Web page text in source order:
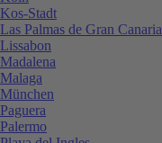
Kos-Stadt
Las Palmas de Gran Canaria
Lissabon
Madalena
Malaga
München
Paguera
Palermo